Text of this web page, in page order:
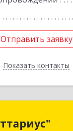
Отправить заявку
Показать контакты
Отправить заявку
Назад